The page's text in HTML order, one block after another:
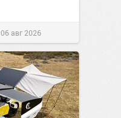
06 авг 2026